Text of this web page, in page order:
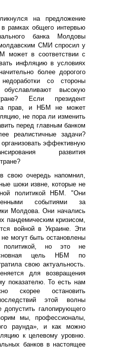
на предложение
рамках общего интервью
банка Молдовы
СМИ спросил у
может в соответствии с
инфляцию в условиях
более дорогого
со стороны
высокую
Если президент
прав, и НБМ не может
не пора ли изменить
перед главным банком
реалистичные задачи?
эффективную
развития
свою очередь напомнил,
шоки извне, которые не
политикой НБМ. "Они
событиями за
Молдова. Они начались
пандемическим кризисом,
войной в Украине. Эти
могут быть остановлены
политикой, но это не
цель НБМ по
свою актуальность.
для возвращения
показателю. То есть нам
скорее остановить
этой волны
галопирующего
мы, профессионалы,
раунда», и как можно
к целевому уровню.
банков в настоящее